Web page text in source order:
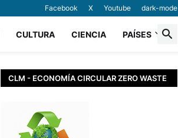
Facebook X Youtube dark-mode
CULTURA CIENCIA PAÍSES
CLM - ECONOMÍA CIRCULAR ZERO WASTE